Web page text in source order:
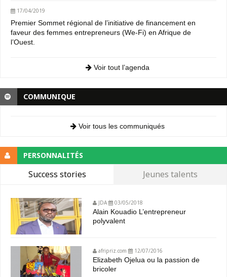
17/04/2019
Premier Sommet régional de l’initiative de financement en
faveur des femmes entrepreneurs (We-Fi) en Afrique de
l’Ouest.
Voir tout l’agenda
COMMUNIQUE
Voir tous les communiqués
PERSONNALITÉS
Success stories Jeunes talents
JDA 03/05/2018
Alain Kouadio L’entrepreneur
polyvalent
afripriz.com 12/07/2016
Elizabeth Ojelua ou la passion de
bricoler